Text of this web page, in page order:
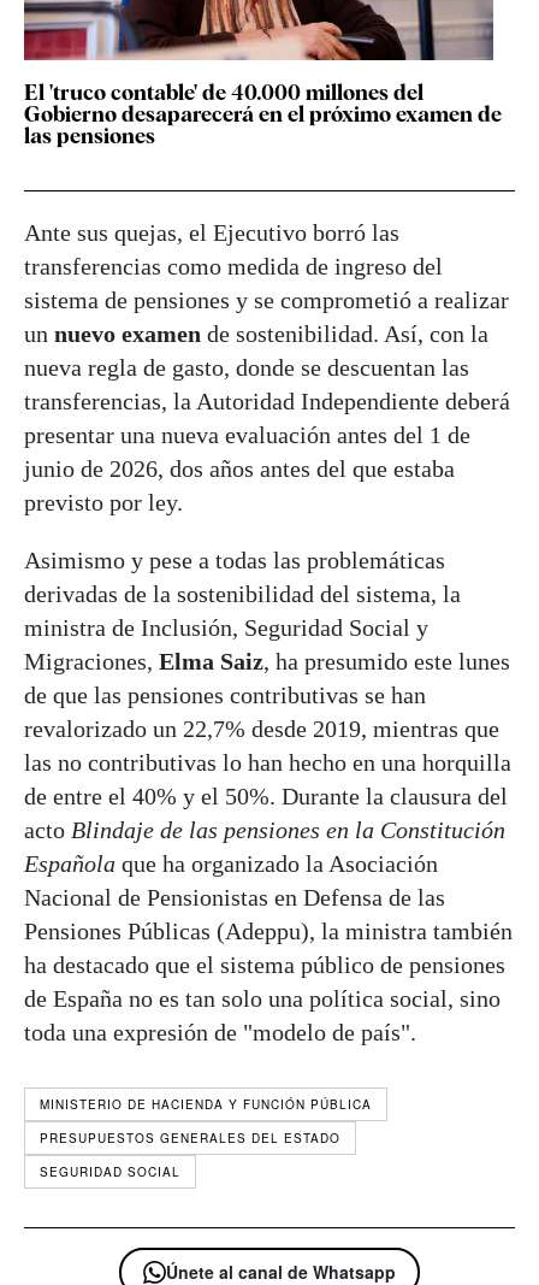
El 'truco contable' de 40.000 millones del
Gobierno desaparecerá en el próximo examen de
las pensiones
Ante sus quejas, el Ejecutivo borró las
transferencias como medida de ingreso del
sistema de pensiones y se comprometió a realizar
un nuevo examen de sostenibilidad. Así, con la
nueva regla de gasto, donde se descuentan las
transferencias, la Autoridad Independiente deberá
presentar una nueva evaluación antes del 1 de
junio de 2026, dos años antes del que estaba
previsto por ley.
Asimismo y pese a todas las problemáticas
derivadas de la sostenibilidad del sistema, la
ministra de Inclusión, Seguridad Social y
Migraciones, Elma Saiz, ha presumido este lunes
de que las pensiones contributivas se han
revalorizado un 22,7% desde 2019, mientras que
las no contributivas lo han hecho en una horquilla
de entre el 40% y el 50%. Durante la clausura del
acto Blindaje de las pensiones en la Constitución
Española que ha organizado la Asociación
Nacional de Pensionistas en Defensa de las
Pensiones Públicas (Adeppu), la ministra también
ha destacado que el sistema público de pensiones
de España no es tan solo una política social, sino
toda una expresión de "modelo de país".
MINISTERIO DE HACIENDA Y FUNCIÓN PÚBLICA
PRESUPUESTOS GENERALES DEL ESTADO
SEGURIDAD SOCIAL
Únete al canal de Whatsapp